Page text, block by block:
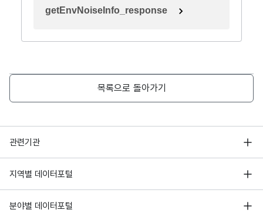
getEnvNoiseInfo_response
목록으로 돌아가기
관련기관
행정안전부
한국지능정보사회진흥원
국가정보자원관리원
지역별 데이터포털
서울 열린데이터광장
경기데이터드림
분야별 데이터포털
기상자료개방포털